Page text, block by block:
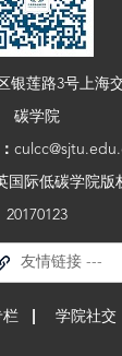
银莲路3号上海
碳学院
国际低碳学院版
20170123
友情链接 ---
栏 学院社交